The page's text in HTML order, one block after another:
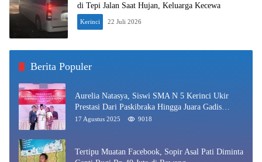
di Tepi Jalan Saat Hujan, Keluarga Kecewa
Kerinci 22 Juli 2026
Berita Populer
Aurelia Natasya, Siswi SMA N 5 Kerinci Ukir
Prestasi Dari Paskibraka Hingga Juara Gadis
Kerinci 2025
17 Agustus 2025 9018
Tertipu Muatan Facebook, Sopir Asal Pati Diminta